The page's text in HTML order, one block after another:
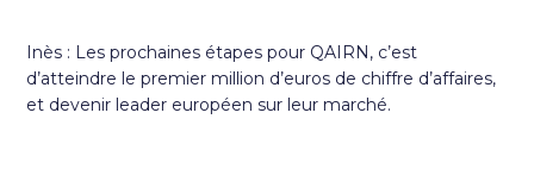
Inès : Les prochaines étapes pour QAIRN, c’est
d’atteindre le premier million d’euros de chiffre d’affaires,
et devenir leader européen sur leur marché.